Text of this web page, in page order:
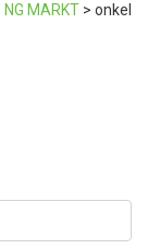
NG MARKT > onkel